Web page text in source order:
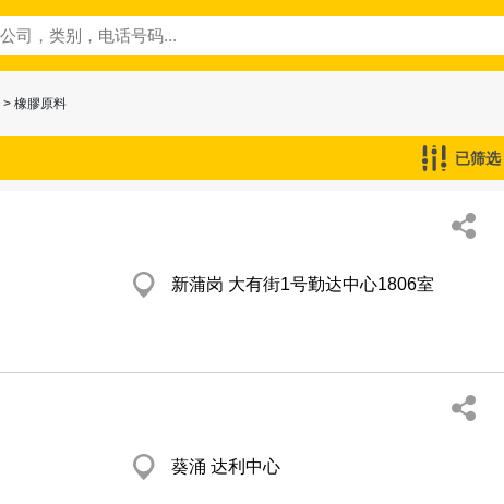
> 橡膠原料
已筛选
新蒲岗 大有街1号勤达中心1806室
葵涌 达利中心